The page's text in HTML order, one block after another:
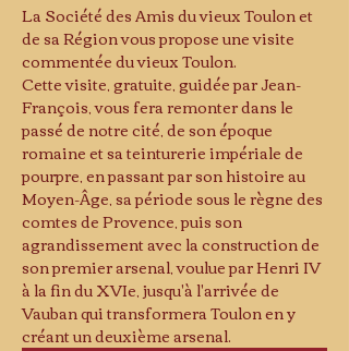
La Société des Amis du vieux Toulon et
de sa Région vous propose une visite
commentée du vieux Toulon.
Cette visite, gratuite, guidée par Jean-
François, vous fera remonter dans le
passé de notre cité, de son époque
romaine et sa teinturerie impériale de
pourpre, en passant par son histoire au
Moyen-Âge, sa période sous le règne des
comtes de Provence, puis son
agrandissement avec la construction de
son premier arsenal, voulue par Henri IV
à la fin du XVIe, jusqu'à l'arrivée de
Vauban qui transformera Toulon en y
créant un deuxième arsenal.